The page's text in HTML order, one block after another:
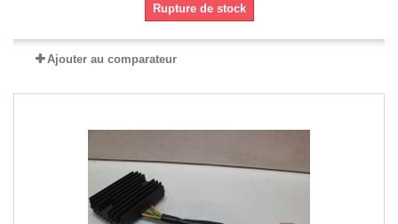
Rupture de stock
Ajouter au comparateur